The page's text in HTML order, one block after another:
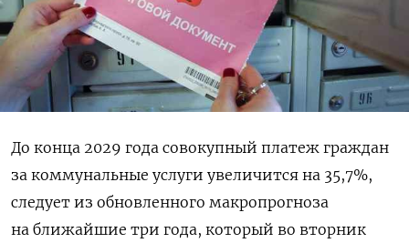
До конца 2029 года совокупный платеж граждан
за коммунальные услуги увеличится на 35,7%,
следует из обновленного макропрогноза
на ближайшие три года, который во вторник